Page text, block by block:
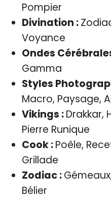
Pompier
Divination :
Voyance
Ondes
Gamma
Styles
Macro, Paysage,
Vikings :Drakkar,
Pierre Runique
Cook :Poêle,
Grillade
Zodiac :
Bélier